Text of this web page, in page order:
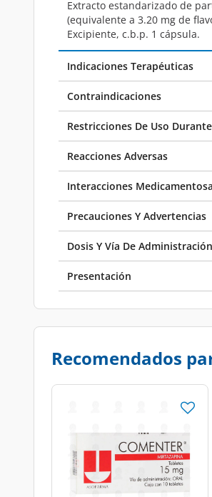
Extracto estandarizado de
(equivalente a 3.20 mg de
Excipiente, c.b.p. 1 cápsula.
Indicaciones Terapéuticas
Contraindicaciones
Restricciones De Uso
Reacciones Adversas
Interacciones
Precauciones Y Advertencias
Dosis Y Vía De Administración
Presentación
Recomendados